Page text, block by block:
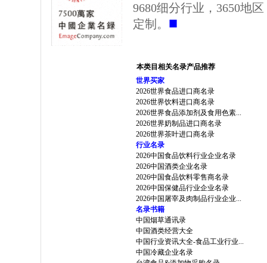
9680细分行业，3650地
定制。 ■
本类目相关名录产品推荐
世界买家
2026世界食品进口商名录
2026世界饮料进口商名录
2026世界食品添加剂及食用色素...
2026世界奶制品进口商名录
2026世界茶叶进口商名录
行业名录
2026中国食品饮料行业企业名录
2026中国酒类企业名录
2026中国食品饮料零售商名录
2026中国保健品行业企业名录
2026中国屠宰及肉制品行业企业...
名录书籍
中国烟草通讯录
中国酒类经营大全
中国行业资讯大全-食品工业行业...
中国冷藏企业名录